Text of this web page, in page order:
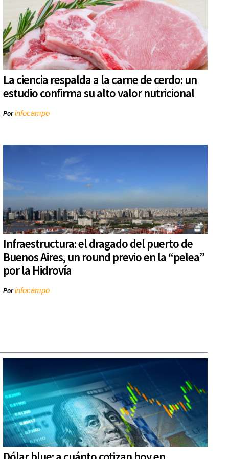
La ciencia respalda a la carne de cerdo: un
estudio confirma su alto valor nutricional
Porinfocampo
Infraestructura: el dragado del puerto de
Buenos Aires, un round previo en la “pelea”
por la Hidrovía
Porinfocampo